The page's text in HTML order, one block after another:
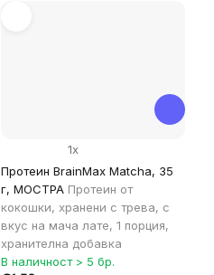
Протеин BrainMax Matcha, 35
г, МОСТРА Протеин от
кокошки, хранени с трева, с
вкус на мача лате, 1 порция,
хранителна добавка
1x
В наличност > 5 бр.